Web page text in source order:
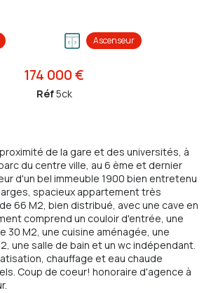
Ascenseur
174 000 €
Réf5ck
de la gare et des universités, à
du centre ville, au 6 ème et dernier
d'un bel immeuble 1900 bien entretenu
spacieux appartement très
66 M2, bien distribué, avec une cave en
comprend un couloir d'entrée, une
30 M2, une cuisine aménagée, une
une salle de bain et un wc indépendant.
chauffage et eau chaude
Coup de coeur! honoraire d'agence à